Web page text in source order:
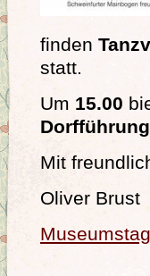
finden
statt.
Um 15.00
Dorfführung
Mit
Oliver Brust